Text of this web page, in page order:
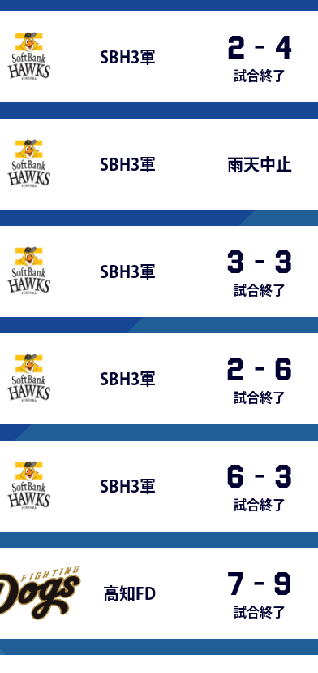
SBH3軍 2 - 4
試合終了
SBH3軍 雨天中止
SBH3軍 3 - 3
試合終了
SBH3軍 2 - 6
試合終了
SBH3軍 6 - 3
試合終了
高知FD 7 - 9
試合終了